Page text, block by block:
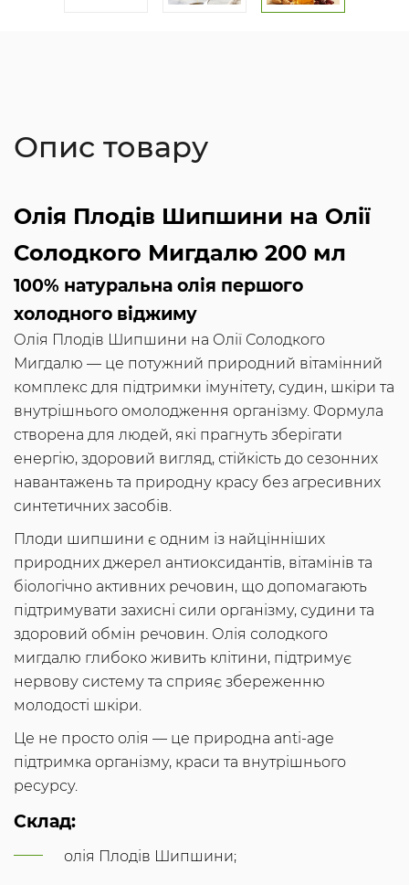
Опис товару
Олія Плодів Шипшини на Олії
Солодкого Мигдалю 200 мл
100% натуральна олія першого
холодного віджиму
Олія Плодів Шипшини на Олії Солодкого
Мигдалю — це потужний природний вітамінний
комплекс для підтримки імунітету, судин, шкіри та
внутрішнього омолодження організму. Формула
створена для людей, які прагнуть зберігати
енергію, здоровий вигляд, стійкість до сезонних
навантажень та природну красу без агресивних
синтетичних засобів.
Плоди шипшини є одним із найцінніших
природних джерел антиоксидантів, вітамінів та
біологічно активних речовин, що допомагають
підтримувати захисні сили організму, судини та
здоровий обмін речовин. Олія солодкого
мигдалю глибоко живить клітини, підтримує
нервову систему та сприяє збереженню
молодості шкіри.
Це не просто олія — це природна anti-age
підтримка організму, краси та внутрішнього
ресурсу.
Склад:
олія Плодів Шипшини;